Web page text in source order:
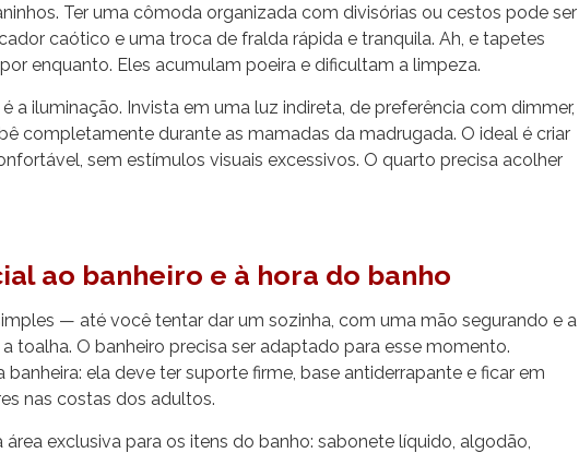
Ter uma cômoda organizada com divisórias ou cestos pode ser
caótico e uma troca de fralda rápida e tranquila. Ah, e tapetes
enquanto. Eles acumulam poeira e dificultam a limpeza.
a iluminação. Invista em uma luz indireta, de preferência com dimmer,
completamente durante as mamadas da madrugada. O ideal é criar
sem estímulos visuais excessivos. O quarto precisa acolher
ao banheiro e à hora do banho
— até você tentar dar um sozinha, com uma mão segurando e a
toalha. O banheiro precisa ser adaptado para esse momento.
ela deve ter suporte firme, base antiderrapante e ficar em
nas costas dos adultos.
área exclusiva para os itens do banho: sabonete líquido, algodão,